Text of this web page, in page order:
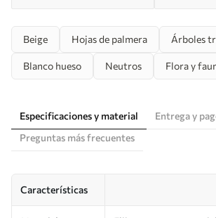
Beige Hojas de palmera Árboles
Blanco hueso Neutros Flora y
Especificaciones y material
Entrega y
Preguntas más frecuentes
Características